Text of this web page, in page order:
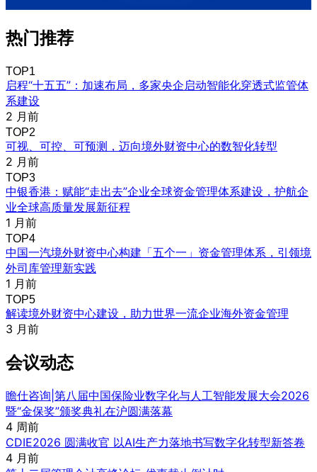
热门推荐
TOP1
启程“十五五”：加速布局，多家央企启动智能化穿透式监管体
系建设
2 月前
TOP2
可视、可控、可预测，迈向境外财资中心的数智化转型
2 月前
TOP3
中银香港：赋能“走出去”企业全球资金管理体系建设，护航企
业全球高质量发展新征程
1 月前
TOP4
中国一汽境外财资中心构建「五个一」资金管理体系，引领境
外司库管理新实践
1 月前
TOP5
解读境外财资中心建设，助力世界一流企业海外资金管理
3 月前
会议动态
瞻仕咨询|第八届中国保险业数字化与人工智能发展大会2026
暨“金保奖”颁奖典礼在沪圆满落幕
4 周前
CDIE2026 圆满收官 以AI生产力落地书写数字化转型新答卷
4 月前